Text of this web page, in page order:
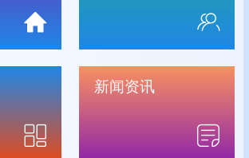
新闻资讯